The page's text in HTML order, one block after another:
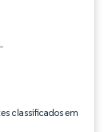
classificados em